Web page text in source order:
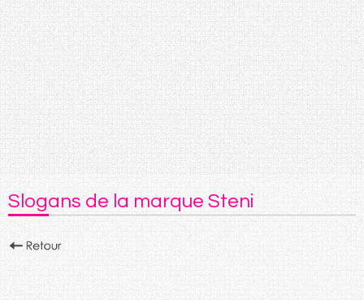
Slogans de la marque Steni